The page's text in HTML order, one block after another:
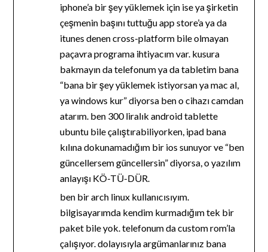
iphone’a bir şey yüklemek için ise ya şirketin
çeşmenin başını tuttuğu app store’a ya da
itunes denen cross-platform bile olmayan
paçavra programa ihtiyacım var. kusura
bakmayın da telefonum ya da tabletim bana
“bana bir şey yüklemek istiyorsan ya mac al,
ya windows kur” diyorsa ben o cihazı camdan
atarım. ben 300 liralık android tablette
ubuntu bile çalıştırabiliyorken, ipad bana
kılına dokunamadığım bir ios sunuyor ve “ben
güncellersem güncellersin” diyorsa, o yazılım
anlayışı KÖ-TÜ-DÜR.
ben bir arch linux kullanıcısıyım.
bilgisayarımda kendim kurmadığım tek bir
paket bile yok. telefonum da custom rom’la
çalışıyor. dolayısıyla argümanlarınız bana